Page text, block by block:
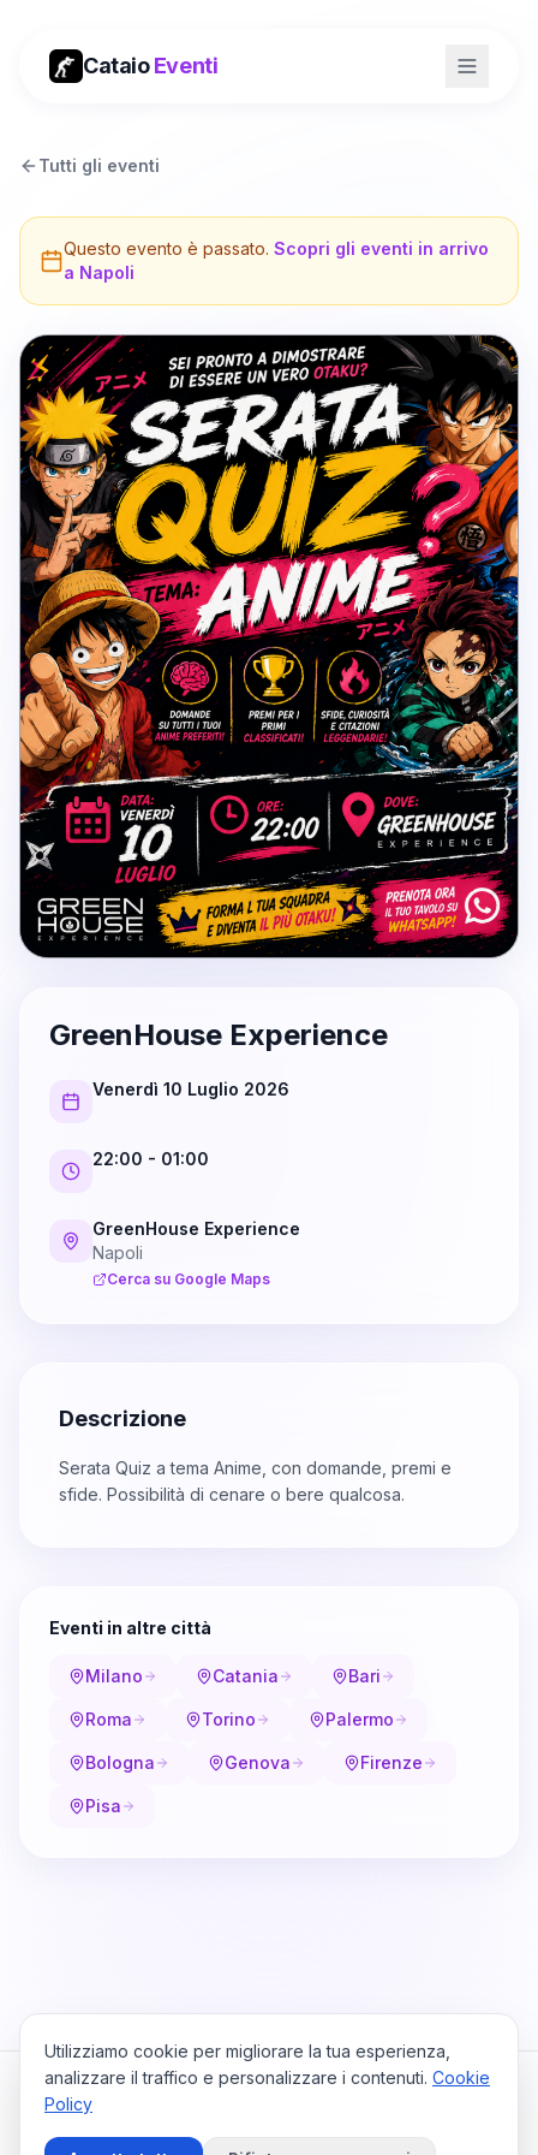
CataioEventi
Tutti gli eventi
Questo evento è passato. Scopri gli eventi in arrivo
a Napoli
GreenHouse Experience
Venerdì 10 Luglio 2026
22:00 - 01:00
GreenHouse Experience
Napoli
Cerca su Google Maps
Descrizione
Serata Quiz a tema Anime, con domande, premi e
sfide. Possibilità di cenare o bere qualcosa.
Eventi in altre città
Milano Catania Bari
Roma Torino Palermo
Bologna Genova Firenze
Pisa
Utilizziamo cookie per migliorare la tua esperienza,
analizzare il traffico e personalizzare i contenuti. Cookie
Policy